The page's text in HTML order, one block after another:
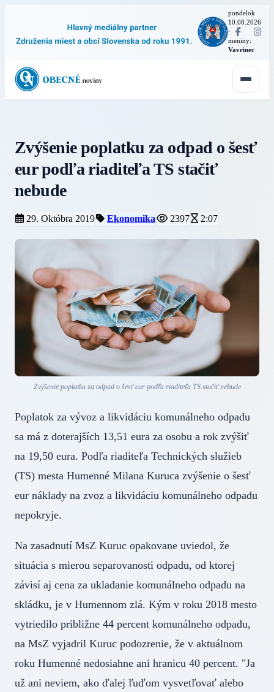
pondelok
10.08.2026
·
meniny:
Vavrinec
Zvýšenie poplatku za odpad o šesť
eur podľa riaditeľa TS stačiť
nebude
29. Októbra 2019 Ekonomika 2397 2:07
Zvýšenie poplatku za odpad o šesť eur podľa riaditeľa TS stačiť nebude
Poplatok za vývoz a likvidáciu komunálneho odpadu
sa má z doterajších 13,51 eura za osobu a rok zvýšiť
na 19,50 eura. Podľa riaditeľa Technických služieb
(TS) mesta Humenné Milana Kuruca zvýšenie o šesť
eur náklady na zvoz a likvidáciu komunálneho odpadu
nepokryje.
Na zasadnutí MsZ Kuruc opakovane uviedol, že
situácia s mierou separovanosti odpadu, od ktorej
závisí aj cena za ukladanie komunálneho odpadu na
skládku, je v Humennom zlá. Kým v roku 2018 mesto
vytriedilo približne 44 percent komunálneho odpadu,
na MsZ vyjadril Kuruc podozrenie, že v aktuálnom
roku Humenné nedosiahne ani hranicu 40 percent. "Ja
už ani neviem, ako ďalej ľuďom vysvetľovať alebo